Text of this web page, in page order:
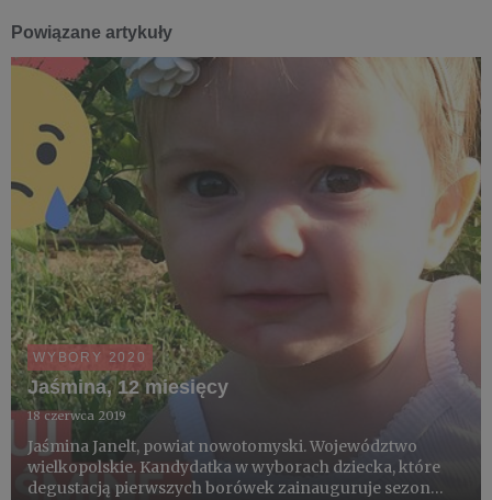
Powiązane artykuły
WYBORY 2020
Jaśmina, 12 miesięcy
18 czerwca 2019
Jaśmina Janelt, powiat nowotomyski. Województwo
wielkopolskie. Kandydatka w wyborach dziecka, które
degustacją pierwszych borówek zainauguruje sezon